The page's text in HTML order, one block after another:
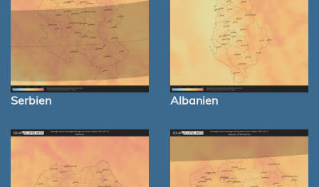
Serbien Albanien